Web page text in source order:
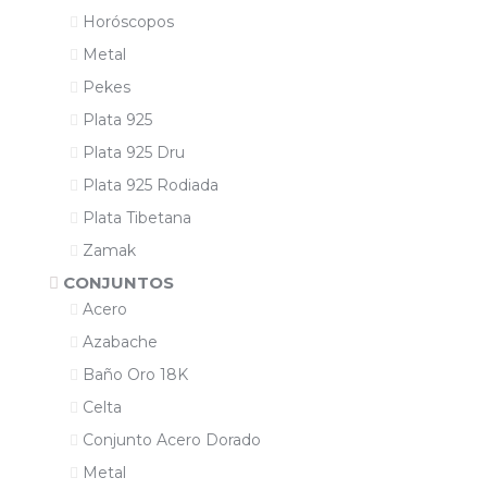
Horóscopos
Metal
Pekes
Plata 925
Plata 925 Dru
Plata 925 Rodiada
Plata Tibetana
Zamak
CONJUNTOS
Acero
Azabache
Baño Oro 18K
Celta
Conjunto Acero Dorado
Metal